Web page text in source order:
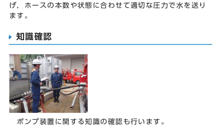
げ，ホースの本数や状態に合わせて適切な圧力で水を送り
ます。
知識確認
ポンプ装置に関する知識の確認も行います。